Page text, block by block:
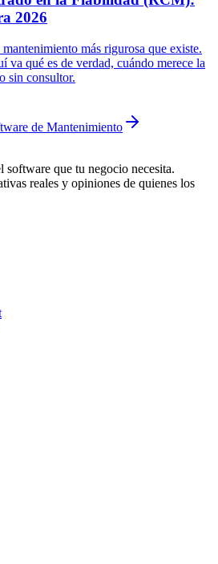
2026
más rigurosa que existe.
va qué es de verdad, cuándo merece la
sin consultor.
de Mantenimiento
software que tu negocio necesita.
reales y opiniones de quienes los